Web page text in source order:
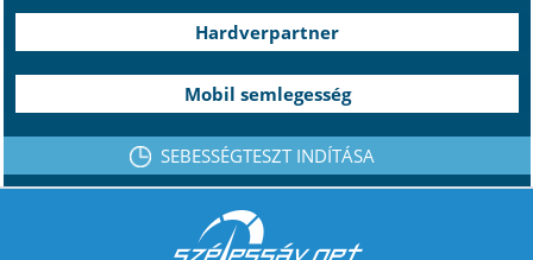
Hardverpartner
Mobil semlegesség
SEBESSÉGTESZT INDÍTÁSA